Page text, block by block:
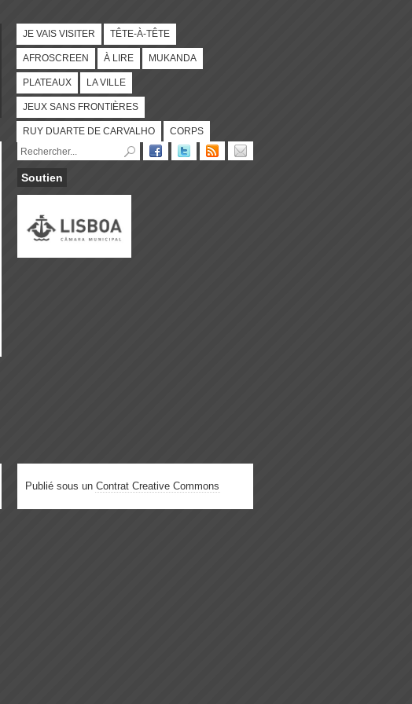
JE VAIS VISITER TÊTE-À-TÊTE
AFROSCREEN À LIRE MUKANDA
PLATEAUX LA VILLE
JEUX SANS FRONTIÈRES
RUY DUARTE DE CARVALHO CORPS
Soutien
Publié sous un Contrat Creative Commons